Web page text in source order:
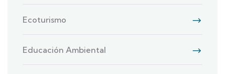
Ecoturismo
Educación Ambiental